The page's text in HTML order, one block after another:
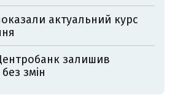
актуальний курс
залишив
змін